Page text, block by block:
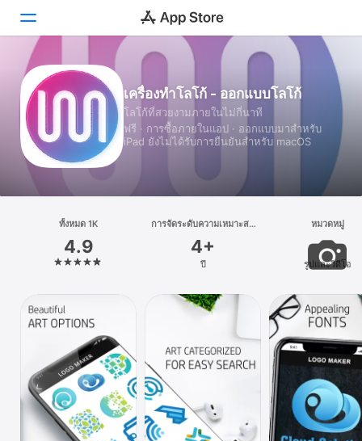
วันนี้
แอป
Arcade
ค้นหา
แพลตฟอร์ม
iPad
Mac
TV
เครื่องทำโลโก้ - ออกแบบโลโก้
โลโก้ที่สวยงามภายในไม่กี่นาที
ฟรี · การซื้อภายในแอป · ออกแบบมาสำหรับ
iPad ยังไม่ได้รับการยืนยันสำหรับ macOS
ทั้งหมด 1K
4.9
การจัดระดับความเหมาะสม
4+
ปี
หมวดหมู่
รูปและวิดีโอ